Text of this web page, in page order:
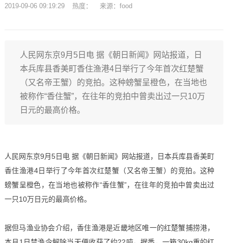
2019-09-06 09:19:29 热度： 来源：food
人民网东京9月5日电 据《朝日新闻》网站报道，日
本兵库县香美町香住渔港4日举行了今年首次红楚蟹
（又名帝王蟹）的竞拍。这种螃蟹呈橙色，在当地也
被称作“香住蟹”，在往年的竞拍中曾卖出过一只10万
日元的最高价格。
人民网东京9月5日电 据《朝日新闻》网站报道，日本兵库县香美町
香住渔港4日举行了今年首次红楚蟹（又名帝王蟹）的竞拍。这种
螃蟹呈橙色，在当地也被称作“香住蟹”，在往年的竞拍中曾卖出过
一只10万日元的最高价格。
据但马渔业协会介绍，香住渔港是近畿地区唯一的红楚蟹捕捞港，